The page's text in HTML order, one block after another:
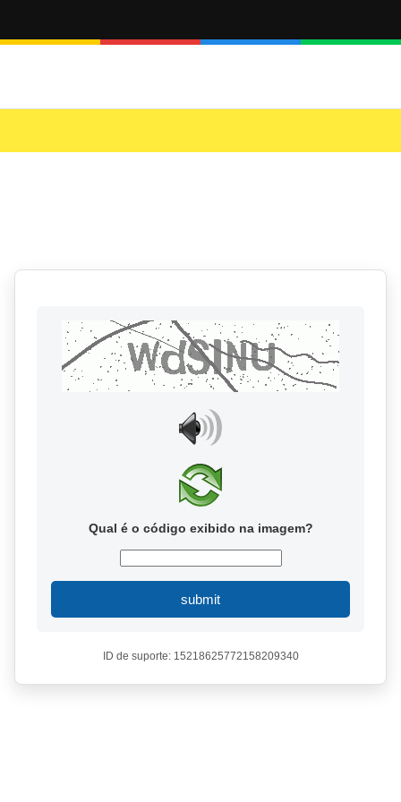
Qual é o código exibido na imagem?
submit
ID de suporte: 15218625772158209340